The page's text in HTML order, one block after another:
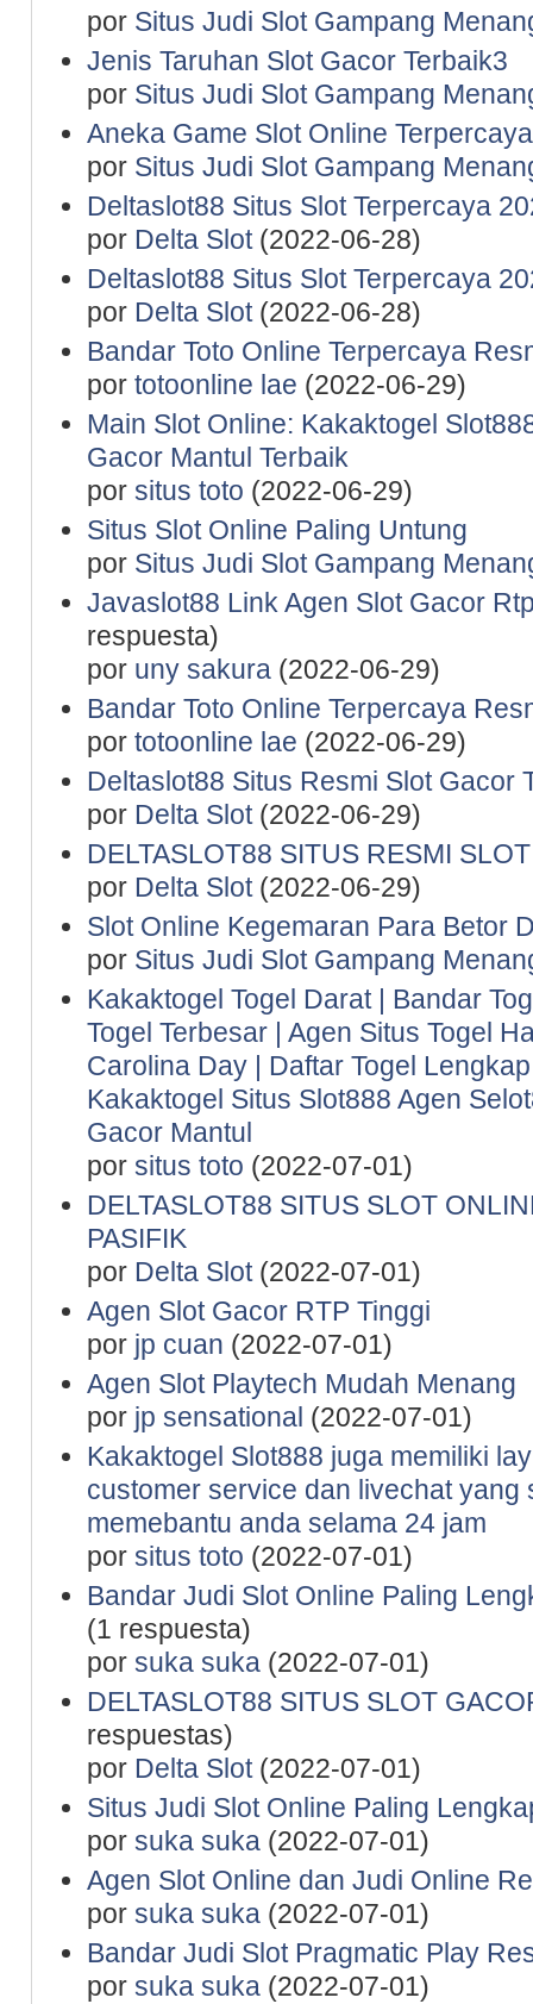
por Situs Judi Slot Gampang
Jenis Taruhan Slot Gacor Terbaik3
por Situs Judi Slot Gampang
Aneka Game Slot Online Terpercaya
por Situs Judi Slot Gampang
Deltaslot88 Situs Slot Terpercaya
por Delta Slot(2022-06-28)
Deltaslot88 Situs Slot Terpercaya
por Delta Slot(2022-06-28)
Bandar Toto Online Terpercaya
por totoonline lae (2022-06-29)
Main Slot Online: Kakaktogel
Gacor Mantul Terbaik
por situs toto (2022-06-29)
Situs Slot Online Paling Untung
por Situs Judi Slot Gampang
Javaslot88 Link Agen Slot Gacor
respuesta)
por uny sakura(2022-06-29)
Bandar Toto Online Terpercaya
por totoonline lae (2022-06-29)
Deltaslot88 Situs Resmi Slot Gacor
por Delta Slot(2022-06-29)
DELTASLOT88 SITUS RESMI
por Delta Slot(2022-06-29)
Slot Online Kegemaran Para Betor
por Situs Judi Slot Gampang
Kakaktogel Togel Darat | Bandar
Togel Terbesar | Agen Situs Togel
Carolina Day | Daftar Togel
Kakaktogel Situs Slot888 Agen
Gacor Mantul
por situs toto (2022-07-01)
DELTASLOT88 SITUS SLOT
PASIFIK
por Delta Slot(2022-07-01)
Agen Slot Gacor RTP Tinggi
por jp cuan (2022-07-01)
Agen Slot Playtech Mudah Menang
por jp sensational (2022-07-01)
Kakaktogel Slot888 juga memiliki
customer service dan livechat yang
memebantu anda selama 24 jam
por situs toto (2022-07-01)
Bandar Judi Slot Online Paling
(1 respuesta)
por suka suka(2022-07-01)
DELTASLOT88 SITUS SLOT
respuestas)
por Delta Slot(2022-07-01)
Situs Judi Slot Online Paling
por suka suka(2022-07-01)
Agen Slot Online dan Judi Online
por suka suka(2022-07-01)
Bandar Judi Slot Pragmatic Play
por suka suka(2022-07-01)